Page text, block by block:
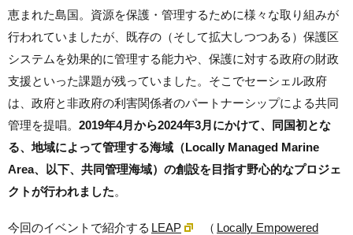
恵まれた島国。資源を保護・管理するために様々な取り組みが
行われていましたが、既存の（そして拡大しつつある）保護区
システムを効果的に管理する能力や、保護に対する政府の財政
支援といった課題が残っていました。そこでセーシェル政府
は、政府と非政府の利害関係者のパートナーシップによる共同
管理を提唱。 2019年4月から2024年3月にかけて、同国初とな
る、地域によって管理する海域（Locally Managed Marine
Area、以下、共同管理海域）の創設を目指す野心的なプロジェ
クトが行われました。
今回のイベントで紹介する LEAP （ Locally Empowered